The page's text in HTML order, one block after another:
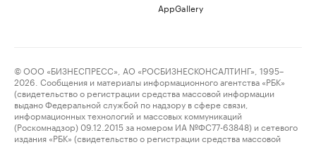
AppGallery
© ООО «БИЗНЕСПРЕСС», АО «РОСБИЗНЕСКОНСАЛТИНГ», 1995–
2026. Сообщения и материалы информационного агентства «РБК»
(свидетельство о регистрации средства массовой информации
выдано Федеральной службой по надзору в сфере связи,
информационных технологий и массовых коммуникаций
(Роскомнадзор) 09.12.2015 за номером ИА №ФС77-63848) и сетевого
издания «РБК» (свидетельство о регистрации средства массовой